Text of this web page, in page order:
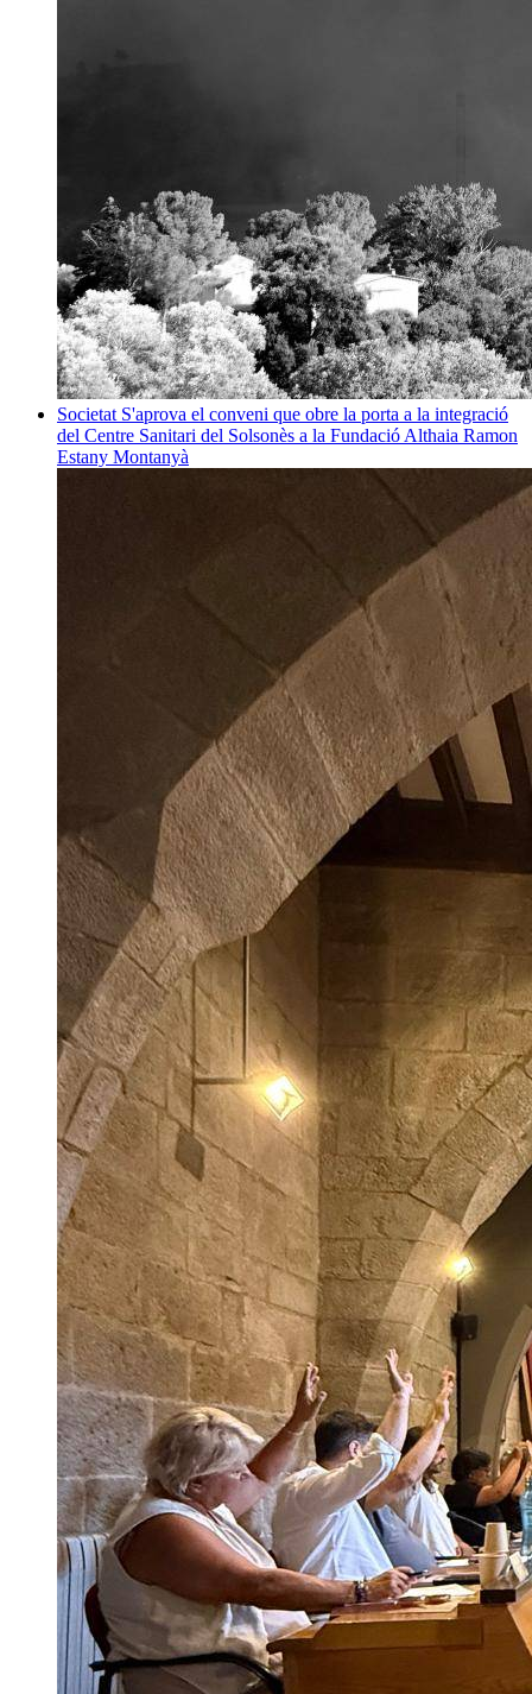
Societat S'aprova el conveni que obre la porta a la integració
del Centre Sanitari del Solsonès a la Fundació Althaia Ramon
Estany Montanyà